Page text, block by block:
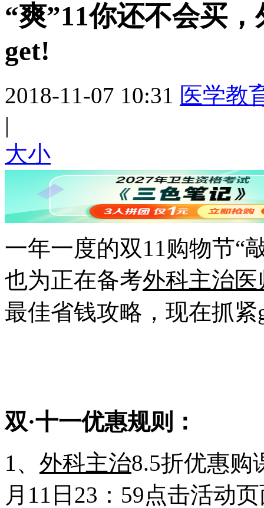
“爽”11你还不会买
get!
2018-11-07 10:31 医学教
|
大小
一年一度的双11购物节“
也为正在备考外科主治医
最佳省钱攻略，现在抓紧
双·十一优惠规则：
1、 外科主治8.5折优惠购
月11日23：59点击活动